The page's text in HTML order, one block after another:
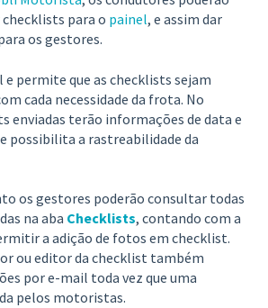
para o painel, e assim dar
os gestores.
e permite que as checklists sejam
cada necessidade da frota. No
enviadas terão informações de data e
possibilita a rastreabilidade da
os gestores poderão consultar todas
na aba Checklists, contando com a
a adição de fotos em checklist.
ou editor da checklist também
por e-mail toda vez que uma
pelos motoristas.